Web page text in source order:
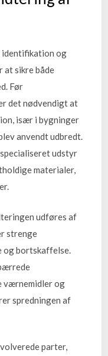
identifikation og
at sikre både
Før
det nødvendigt at
især i bygninger
anvendt udbredt.
udstyr
materialer,
udføres af
strenge
bortskaffelse.
værnemidler og
spredningen af
parter,